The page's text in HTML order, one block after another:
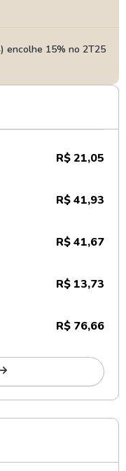
encolhe 15% no 2T25
R$ 21,05
R$ 41,93
R$ 41,67
R$ 13,73
R$ 76,66